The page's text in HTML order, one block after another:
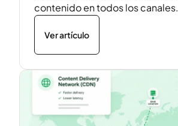
contenido en todos los canales.
Ver artículo